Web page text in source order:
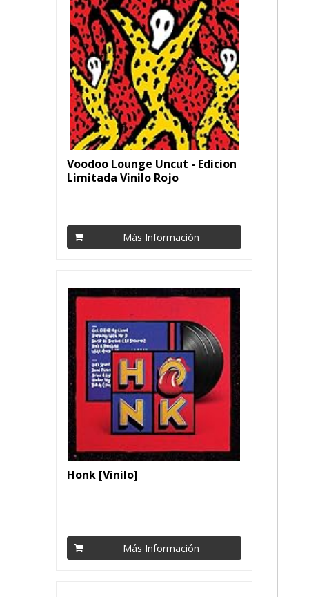
Voodoo Lounge Uncut - Edicion
Limitada Vinilo Rojo
Más Información
Honk [Vinilo]
Más Información